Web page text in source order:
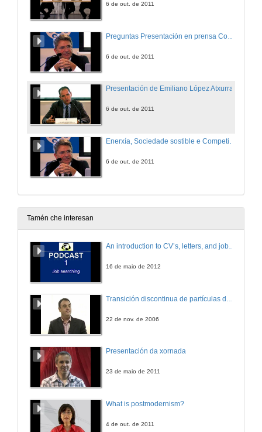
6 de out. de 2011
6 de out. de 2011
Presentación de Emiliano López Atxurra
6 de out. de 2011
6 de out. de 2011
Tamén che interesan
An introduction to CV’s, letters, and job searching
16 de maio de 2012
22 de nov. de 2006
Presentación da xornada
23 de maio de 2011
What is postmodernism?
4 de out. de 2011